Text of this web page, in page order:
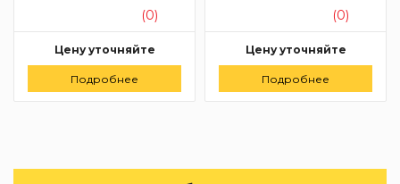
(0)
Цену уточняйте
Заказать
Подробнее
(0)
Цену уточняйте
Заказать
Подробнее